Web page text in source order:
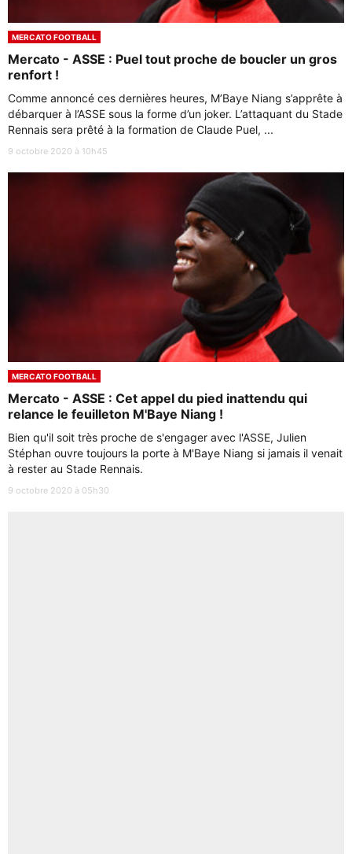
MERCATO FOOTBALL
Mercato - ASSE : Puel tout proche de boucler un gros
renfort !
Comme annoncé ces dernières heures, M’Baye Niang s’apprête à
débarquer à l’ASSE sous la forme d’un joker. L’attaquant du Stade
Rennais sera prêté à la formation de Claude Puel, ...
9 octobre 2020 à 10h45
MERCATO FOOTBALL
Mercato - ASSE : Cet appel du pied inattendu qui
relance le feuilleton M'Baye Niang !
Bien qu'il soit très proche de s'engager avec l'ASSE, Julien
Stéphan ouvre toujours la porte à M'Baye Niang si jamais il venait
à rester au Stade Rennais.
9 octobre 2020 à 05h30